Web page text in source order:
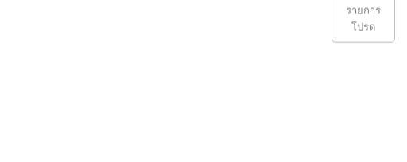
รายการ
โปรด